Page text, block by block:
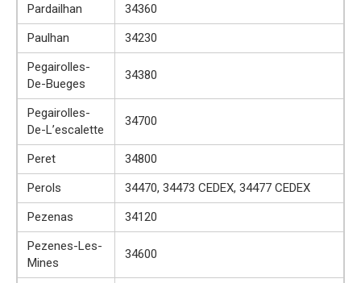
Pardailhan
34360
Paulhan
34230
Pegairolles-
De-Bueges
34380
Pegairolles-
De-L’escalette
34700
Peret
34800
Perols
34470, 34473 CEDEX, 34477 CEDEX
Pezenas
34120
Pezenes-Les-
Mines
34600